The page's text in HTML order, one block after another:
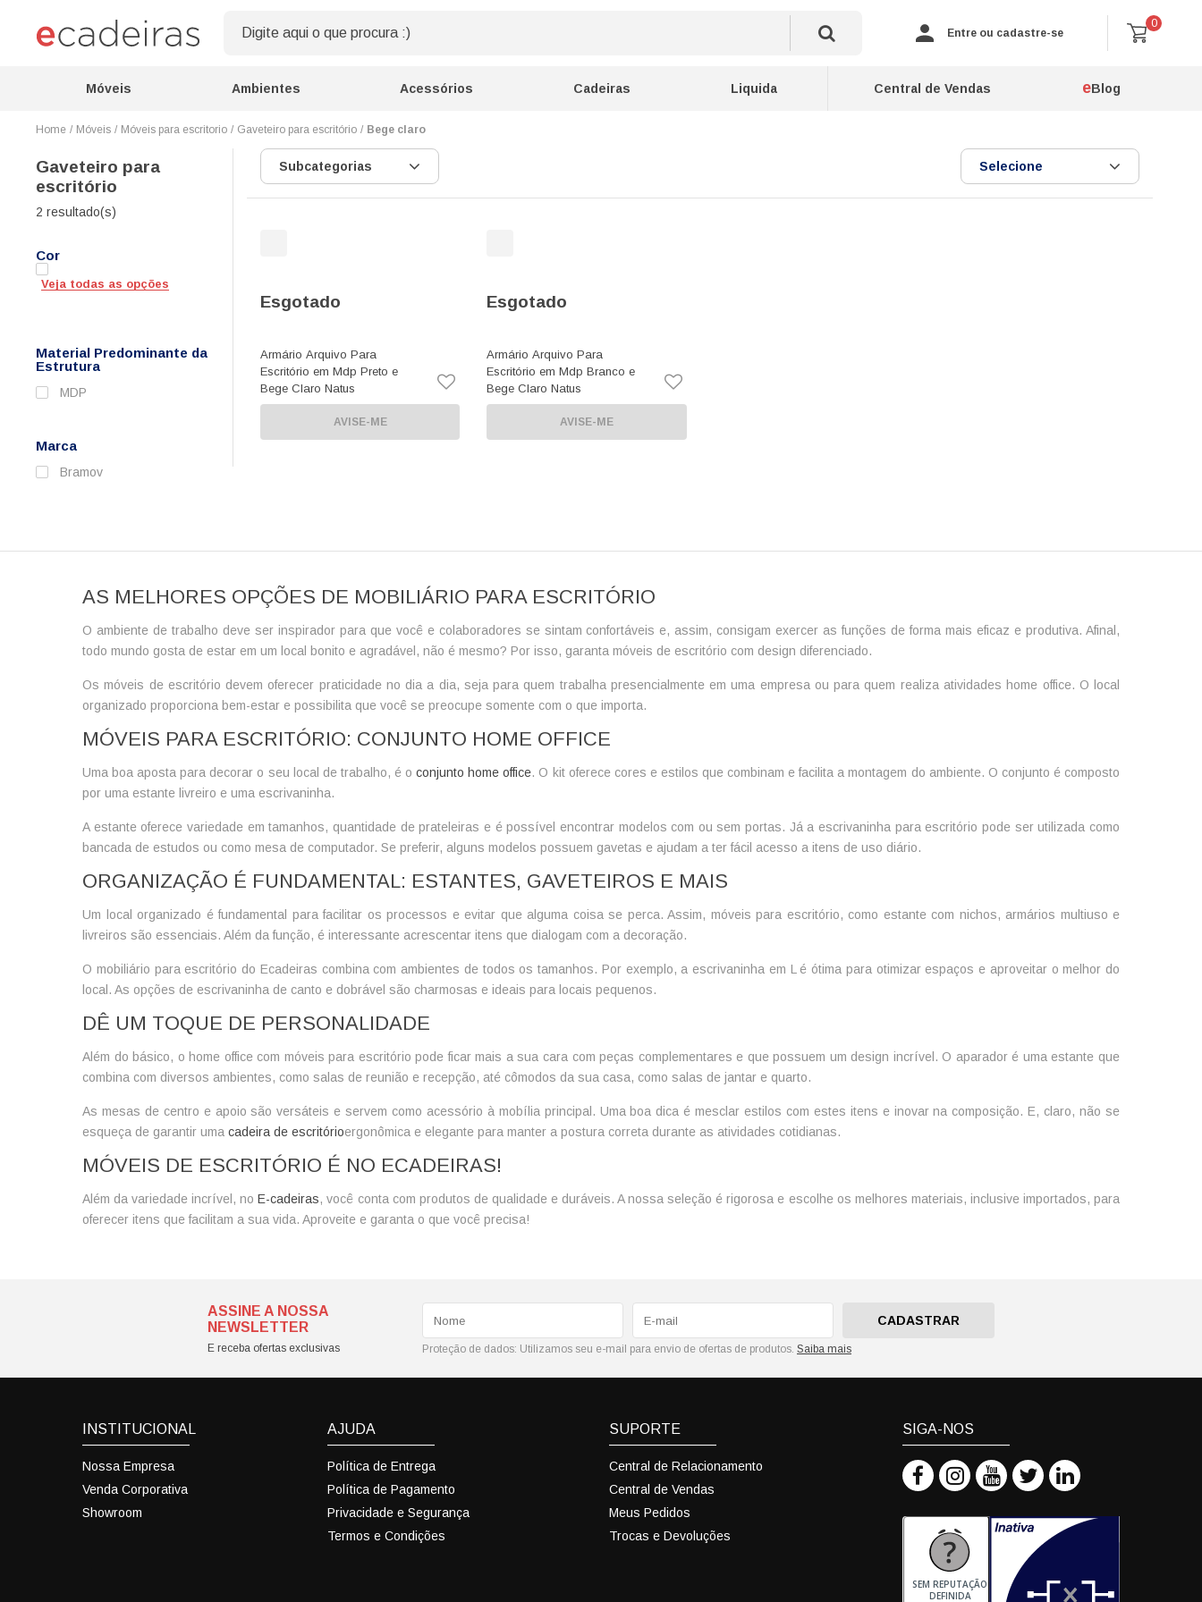
0
Entre ou cadastre-se
Móveis Ambientes Acessórios Cadeiras Liquida Central de Vendas eBlog
Móveis Móveis para escritorio Gaveteiro para escritório Bege claro
Gaveteiro para
escritório
2 resultado(s)
Cor
Veja todas as opções
Material Predominante da
Estrutura
MDP
Marca
Bramov
Subcategorias Selecione
Esgotado
Armário Arquivo Para
Escritório em Mdp Preto e
Bege Claro Natus
AVISE-ME
Esgotado
Armário Arquivo Para
Escritório em Mdp Branco e
Bege Claro Natus
AVISE-ME
AS MELHORES OPÇÕES DE MOBILIÁRIO PARA ESCRITÓRIO
O ambiente de trabalho deve ser inspirador para que você e colaboradores se sintam confortáveis e, assim, consigam exercer as funções de forma mais eficaz e produtiva. Afinal,
todo mundo gosta de estar em um local bonito e agradável, não é mesmo? Por isso, garanta móveis de escritório com design diferenciado.
Osmóveis de escritório devem oferecer praticidade no dia a dia, seja para quem trabalha presencialmente em uma empresa ou para quem realiza atividades home office. O local
organizado proporciona bem-estar e possibilita que você se preocupe somente com o que importa.
MÓVEIS PARA ESCRITÓRIO: CONJUNTO HOME OFFICE
Uma boa aposta para decorar o seu local de trabalho, é oconjunto home office. O kit oferece cores e estilos que combinam e facilita a montagem do ambiente. O conjunto é composto
por uma estante livreiro e uma escrivaninha.
A estante oferece variedade em tamanhos, quantidade de prateleiras e é possível encontrar modelos com ou sem portas. Já a escrivaninha para escritório pode ser utilizada como
bancada de estudos ou como mesa de computador. Se preferir, alguns modelos possuem gavetas e ajudam a ter fácil acesso a itens de uso diário.
ORGANIZAÇÃO É FUNDAMENTAL: ESTANTES, GAVETEIROS E MAIS
Um local organizado é fundamental para facilitar os processos e evitar que alguma coisa se perca. Assim, móveis para escritório, como estante com nichos, armários multiuso e
livreiros são essenciais. Além da função, é interessante acrescentar itens que dialogam com a decoração.
O mobiliário para escritório do Ecadeiras combina com ambientes de todos os tamanhos. Por exemplo, a escrivaninha em L é ótima para otimizar espaços e aproveitar o melhor do
local. As opções de escrivaninha de canto e dobrável são charmosas e ideais para locais pequenos.
DÊ UM TOQUE DE PERSONALIDADE
Além do básico, o home office com móveis para escritório pode ficar mais a sua cara com peças complementares e que possuem um design incrível. O aparador é uma estante que
combina com diversos ambientes, como salas de reunião e recepção, até cômodos da sua casa, como salas de jantar e quarto.
As mesas de centro e apoio são versáteis e servem como acessório à mobília principal. Uma boa dica é mesclar estilos com estes itens e inovar na composição. E, claro, não se
esqueça de garantir uma cadeira de escritórioergonômica e elegante para manter a postura correta durante as atividades cotidianas.
MÓVEIS DE ESCRITÓRIO É NO ECADEIRAS!
Além da variedade incrível, noE-cadeiras, você conta com produtos de qualidade e duráveis. A nossa seleção é rigorosa e escolhe os melhores materiais, inclusive importados, para
oferecer itens que facilitam a sua vida. Aproveite e garanta o que você precisa!
ASSINE A NOSSA
NEWSLETTER
E receba ofertas exclusivas
CADASTRAR
Proteção de dados: Utilizamos seu e-mail para envio de ofertas de produtos. Saiba mais
INSTITUCIONAL
Nossa Empresa
Venda Corporativa
Showroom
AJUDA
Política de Entrega
Política de Pagamento
Privacidade e Segurança
Termos e Condições
SUPORTE
Central de Relacionamento
Central de Vendas
Meus Pedidos
Trocas e Devoluções
SIGA-NOS
SEM REPUTAÇÃO
DEFINIDA